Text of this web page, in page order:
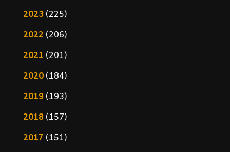
2023(225)
2022 (206)
2021 (201)
2020(184)
2019(193)
2018(157)
2017 (151)